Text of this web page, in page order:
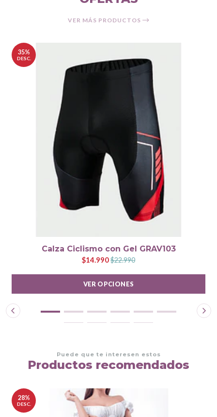
VER MÁS PRODUCTOS
35%
DESC.
Calza Ciclismo con Gel GRAV103
$14.990$22.990
VER OPCIONES
Puede que te interesen estos
Productos recomendados
28%
DESC.